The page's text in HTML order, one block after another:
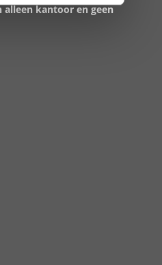
alleen kantoor en geen